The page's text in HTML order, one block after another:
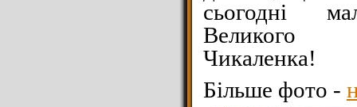
сьогодні
Великого
Чикаленка!
Більше фото -